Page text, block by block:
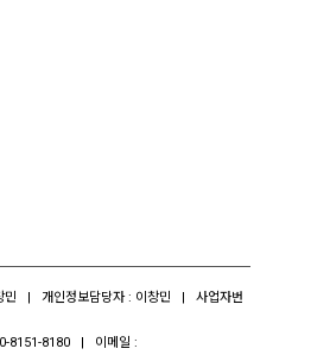
민 | 개인정보담당자 : 이창민 | 사업자번
8151-8180 | 이메일 :